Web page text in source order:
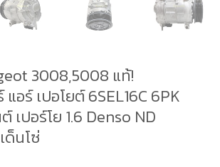
3008,5008 แท้!
อร์ เปอโยต์ 6SEL16C 6PK
เปอร์โย 1.6 Denso ND
ด็นโซ่